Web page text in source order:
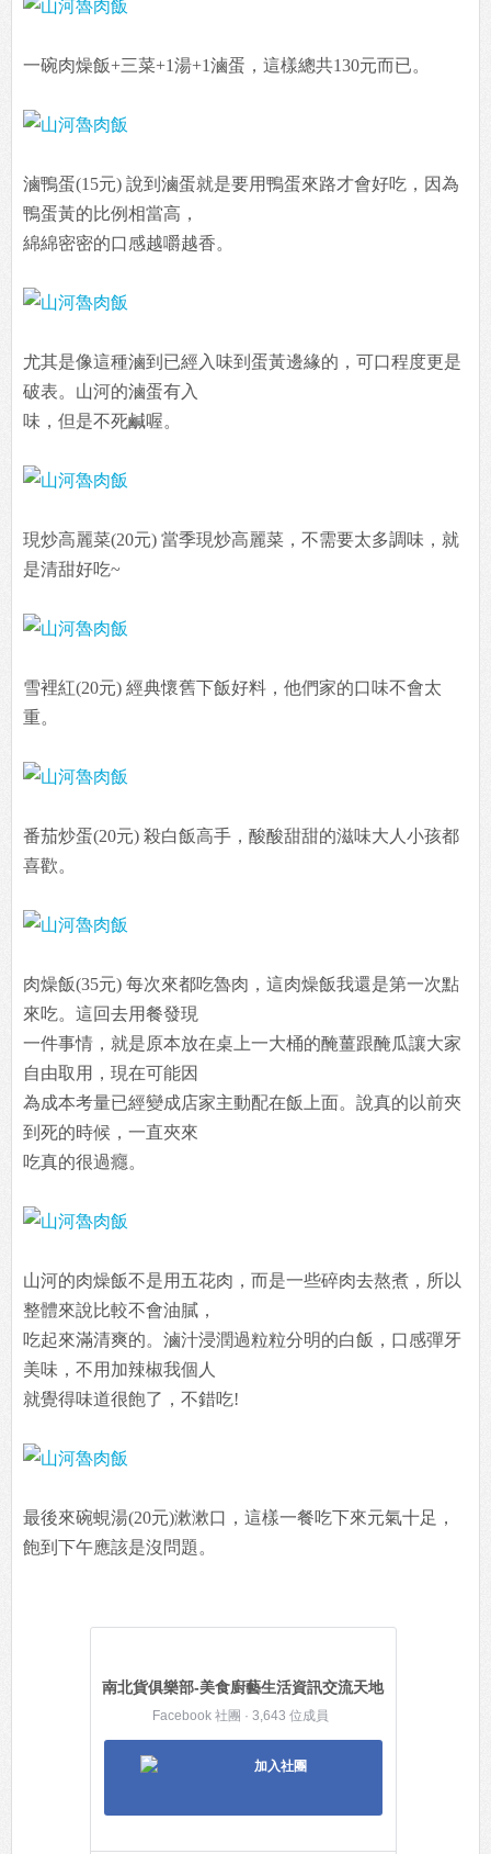
一碗肉燥飯+三菜+1湯+1滷蛋，這樣總共130元而已。
滷鴨蛋(15元) 說到滷蛋就是要用鴨蛋來路才會好吃，因為
鴨蛋黃的比例相當高，
綿綿密密的口感越嚼越香。
尤其是像這種滷到已經入味到蛋黃邊緣的，可口程度更是
破表。山河的滷蛋有入
味，但是不死鹹喔。
現炒高麗菜(20元) 當季現炒高麗菜，不需要太多調味，就
是清甜好吃~
雪裡紅(20元) 經典懷舊下飯好料，他們家的口味不會太
重。
番茄炒蛋(20元) 殺白飯高手，酸酸甜甜的滋味大人小孩都
喜歡。
肉燥飯(35元) 每次來都吃魯肉，這肉燥飯我還是第一次點
來吃。這回去用餐發現
一件事情，就是原本放在桌上一大桶的醃薑跟醃瓜讓大家
自由取用，現在可能因
為成本考量已經變成店家主動配在飯上面。說真的以前夾
到死的時候，一直夾來
吃真的很過癮。
山河的肉燥飯不是用五花肉，而是一些碎肉去熬煮，所以
整體來說比較不會油膩，
吃起來滿清爽的。滷汁浸潤過粒粒分明的白飯，口感彈牙
美味，不用加辣椒我個人
就覺得味道很飽了，不錯吃!
最後來碗蜆湯(20元)漱漱口，這樣一餐吃下來元氣十足，
飽到下午應該是沒問題。
南北貨俱樂部-美食廚藝生活資訊交流天地
Facebook 社團 · 3,643 位成員
加入社團